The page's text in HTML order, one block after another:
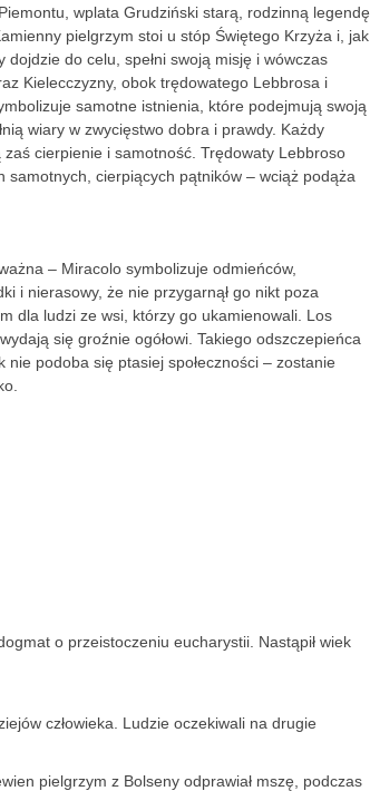
wplata Grudziński starą, rodzinną legendę
pielgrzym stoi u stóp Świętego Krzyża i, jak
do celu, spełni swoją misję i wówczas
Kielecczyzny, obok trędowatego Lebbrosa i
samotne istnienia, które podejmują swoją
wiary w zwycięstwo dobra i prawdy. Każdy
cierpienie i samotność. Trędowaty Lebbroso
cierpiących pątników – wciąż podąża
– Miracolo symbolizuje odmieńców,
i nierasowy, że nie przygarnął go nikt poza
dla ludzi ze wsi, którzy go ukamienowali. Los
się groźnie ogółowi. Takiego odszczepieńca
podoba się ptasiej społeczności – zostanie
o przeistoczeniu eucharystii. Nastąpił wiek
człowieka. Ludzie oczekiwali na drugie
pielgrzym z Bolseny odprawiał mszę, podczas